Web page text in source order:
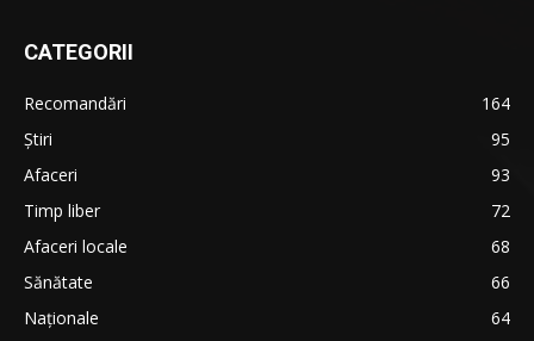
CATEGORII
Recomandări
164
Știri
95
Afaceri
93
Timp liber
72
Afaceri locale
68
Sănătate
66
Naționale
64